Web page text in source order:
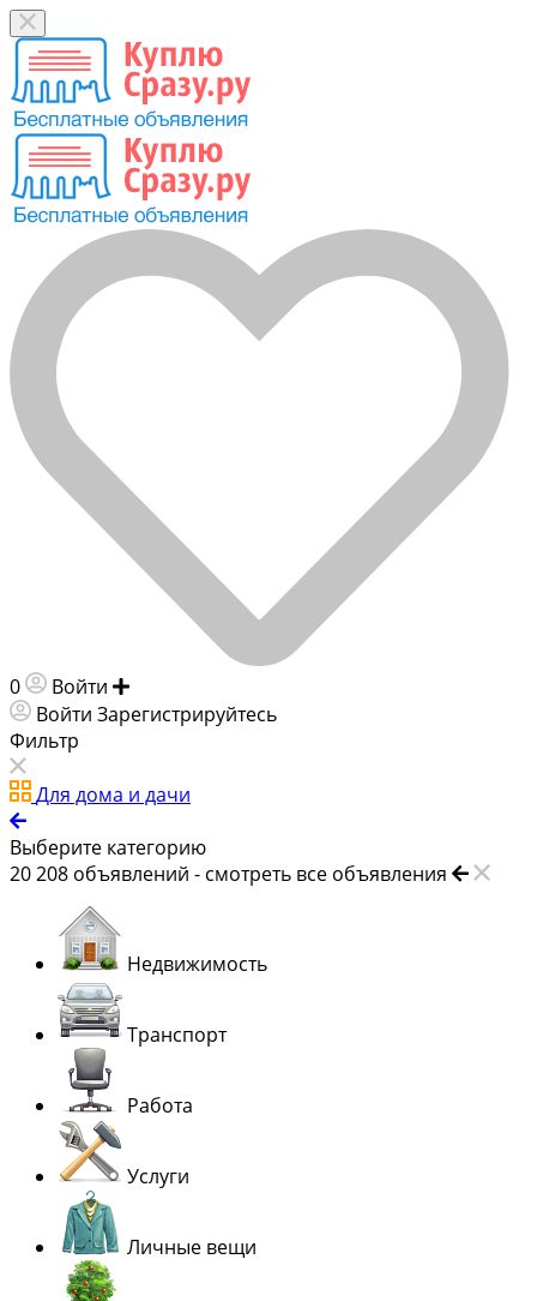
0 Войти
Войти Зарегистрируйтесь
Фильтр
Для дома и дачи
Выберите категорию
20 208 объявлений - смотреть все объявления
Недвижимость
Транспорт
Работа
Услуги
Личные вещи